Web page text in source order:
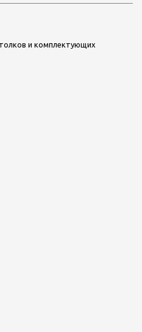
и комплектующих